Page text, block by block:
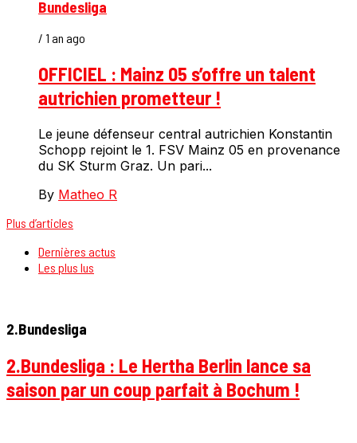
Bundesliga
/ 1 an ago
OFFICIEL : Mainz 05 s’offre un talent
autrichien prometteur !
Le jeune défenseur central autrichien Konstantin
Schopp rejoint le 1. FSV Mainz 05 en provenance
du SK Sturm Graz. Un pari...
By Matheo R
Plus d’articles
Dernières actus
Les plus lus
2.Bundesliga
2.Bundesliga : Le Hertha Berlin lance sa
saison par un coup parfait à Bochum !